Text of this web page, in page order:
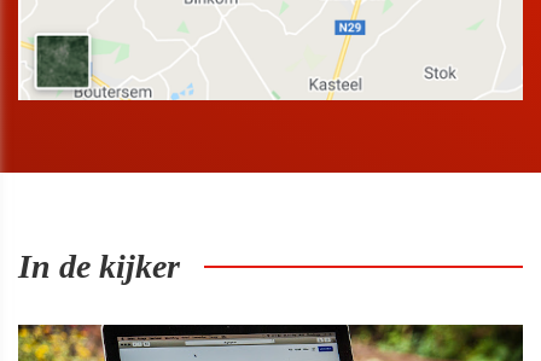
In de kijker